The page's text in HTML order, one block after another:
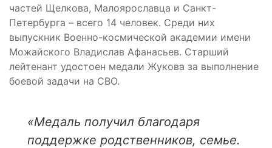
частей Щелкова, Малоярославца и Санкт-
Петербурга – всего 14 человек. Среди них
выпускник Военно-космической академии имени
Можайского Владислав Афанасьев. Старший
лейтенант удостоен медали Жукова за выполнение
боевой задачи на СВО.
«Медаль получил благодаря
поддержке родственников, семье.